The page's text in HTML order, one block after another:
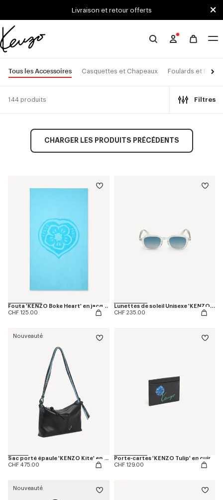
Skip to main content
Skip to footer contentLivraison et retour offerts
Site
KENZO
Tous les Accessoires Casquettes et Chapeaux Foulards et Étoles
144 produits Filtres
CHARGER LES PRODUITS PRÉCÉDENTS
Fouta 'KENZO Boke Heart' en jacquard ciselé
CHF 125.00
Lunettes de soleil Unisexe 'KENZO Weave'
CHF 235.00
Nouveauté
Sac porté épaule 'KENZO Kite' en cuir
CHF 475.00
Porte-cartes 'KENZO Tulip' en cuir
CHF 129.00
Nouveauté